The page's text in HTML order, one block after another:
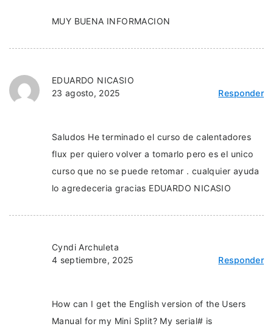
MUY BUENA INFORMACION
EDUARDO NICASIO
23 agosto, 2025
Responder
Saludos He terminado el curso de calentadores
flux per quiero volver a tomarlo pero es el unico
curso que no se puede retomar . cualquier ayuda
lo agredeceria gracias EDUARDO NICASIO
Cyndi Archuleta
4 septiembre, 2025
Responder
How can I get the English version of the Users
Manual for my Mini Split? My serial# is